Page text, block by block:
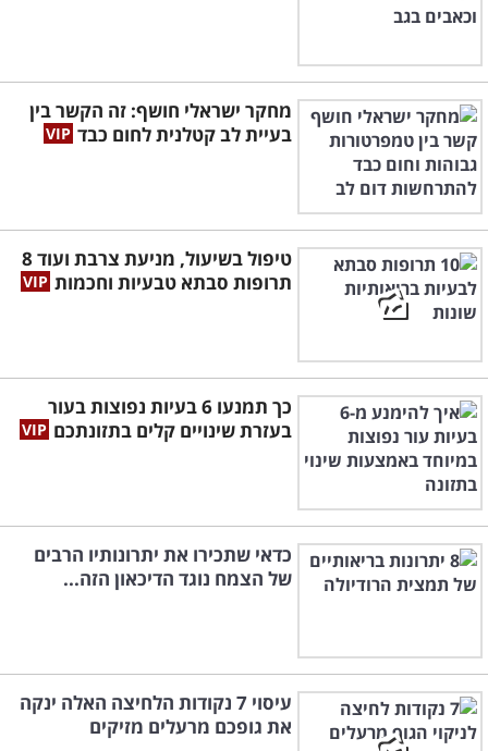
מחקר ישראלי חושף: זה הקשר בין
בעיית לב קטלנית לחום כבד
טיפול בשיעול, מניעת צרבת ועוד 8
תרופות סבתא טבעיות וחכמות
כך תמנעו 6 בעיות נפוצות בעור
בעזרת שינויים קלים בתזונתכם
כדאי שתכירו את יתרונותיו הרבים
של הצמח נוגד הדיכאון הזה...
עיסוי 7 נקודות הלחיצה האלה ינקה
את גופכם מרעלים מזיקים